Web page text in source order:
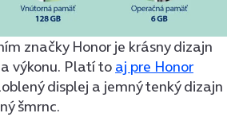
značky Honor je krásny dizajn
výkonu. Platí to aj pre Honor
displej a jemný tenký dizajn
šmrnc.